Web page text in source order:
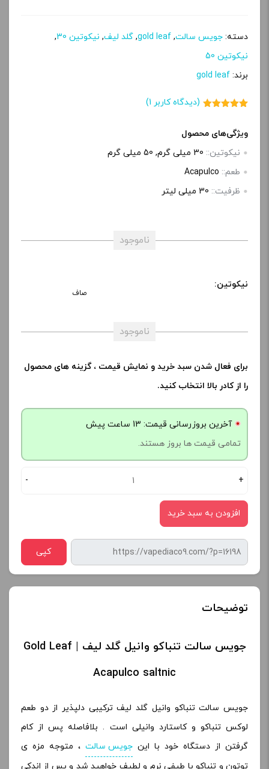
دسته: جویس سالت,
gold leaf
, گلد لیف, نیکوتین 30
,
نیکوتین 50
برند: gold leaf
مشتری
(دیدگاه کاربر 1
)
ویژگی‌های محصول
نیکوتین:: 30 میلی گرم, 50 میلی گرم
طعم:: Acapulco
ظرفیت:: 30 میلی‌ لیتر
ناموجود
نیکوتین:
صاف
ناموجود
برای فعال شدن سبد خرید و نمایش قیمت ، گزینه های محصول
را از کادر بالا انتخاب کنید.
آخرین بروزرسانی قیمت: 13 ساعت پیش
تمامی قیمت ها بروز هستند.
- +
افزودن به سبد خرید
کپی
توضیحات
جویس سالت تنباکو وانیل گلد لیف | Gold Leaf
Acapulco saltnic
جویس سالت تنباکو وانیل گلد لیف ترکیبی دلپذیر از دو طعم
لوکس تنباکو و کاستارد وانیلی است . بلافاصله پس از کام
گرفتن از دستگاه خود با این جویس سالت ، متوجه مزه ی
توتون و تنباکو با طیفی نرم و لطیف خواهید شد و پس از اندکی